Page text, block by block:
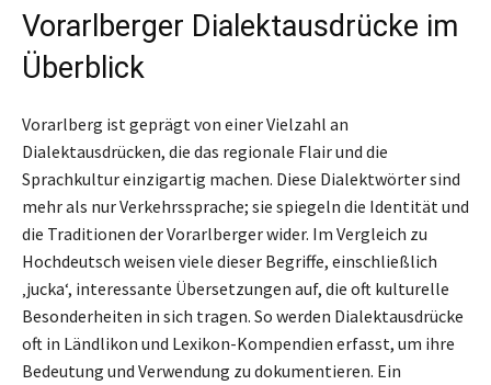
Vorarlberger Dialektausdrücke im
Überblick
Vorarlberg ist geprägt von einer Vielzahl an
Dialektausdrücken, die das regionale Flair und die
Sprachkultur einzigartig machen. Diese Dialektwörter sind
mehr als nur Verkehrssprache; sie spiegeln die Identität und
die Traditionen der Vorarlberger wider. Im Vergleich zu
Hochdeutsch weisen viele dieser Begriffe, einschließlich
‚jucka‘, interessante Übersetzungen auf, die oft kulturelle
Besonderheiten in sich tragen. So werden Dialektausdrücke
oft in Ländlikon und Lexikon-Kompendien erfasst, um ihre
Bedeutung und Verwendung zu dokumentieren. Ein